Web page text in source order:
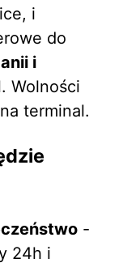
i
do
i
Wolności
terminal.
-
24h i